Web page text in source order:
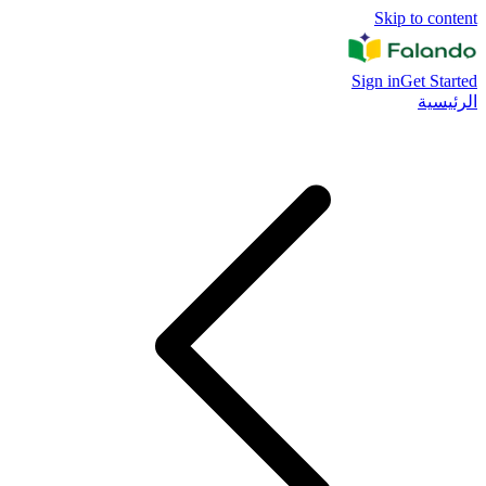
Skip to content
Sign inGet Started
الرئيسية